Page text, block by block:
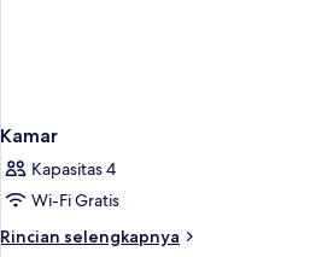
Kamar
Kapasitas 4
Wi-Fi Gratis
Rincian selengkapnya
Rincian